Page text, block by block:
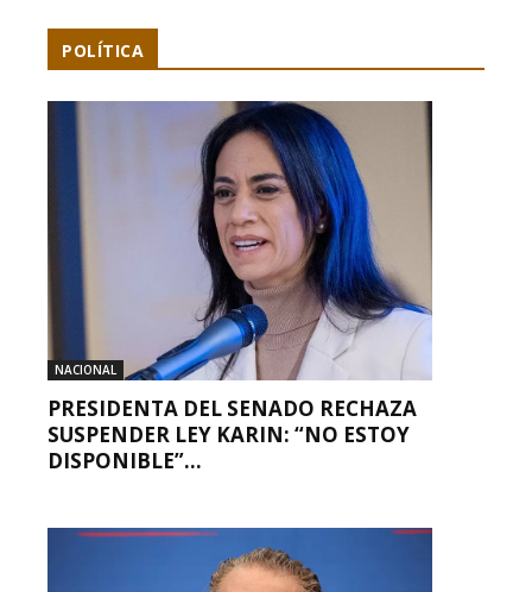
POLÍTICA
NACIONAL
PRESIDENTA DEL SENADO RECHAZA
SUSPENDER LEY KARIN: “NO ESTOY
DISPONIBLE”...